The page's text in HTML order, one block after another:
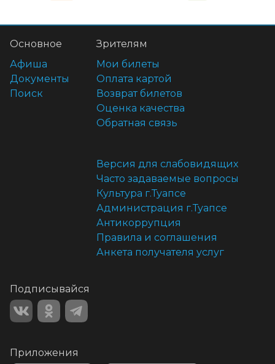
Основное
Афиша
Документы
Поиск
Зрителям
Мои билеты
Оплата картой
Возврат билетов
Оценка качества
Обратная связь
Версия для слабовидящих
Часто задаваемые вопросы
Культура г.Туапсе
Администрация г.Туапсе
Антикоррупция
Правила и соглашения
Анкета получателя услуг
Подписывайся
Приложения